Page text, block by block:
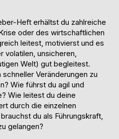
Heft erhältst du zahlreiche
oder des wirtschaftlichen
leitest, motivierst und es
volatilen, unsicheren,
Welt) gut begleitest.
Veränderungen zu
Wie führst du agil und
Wie leitest du deine
durch die einzelnen
du als Führungskraft,
gelangen?